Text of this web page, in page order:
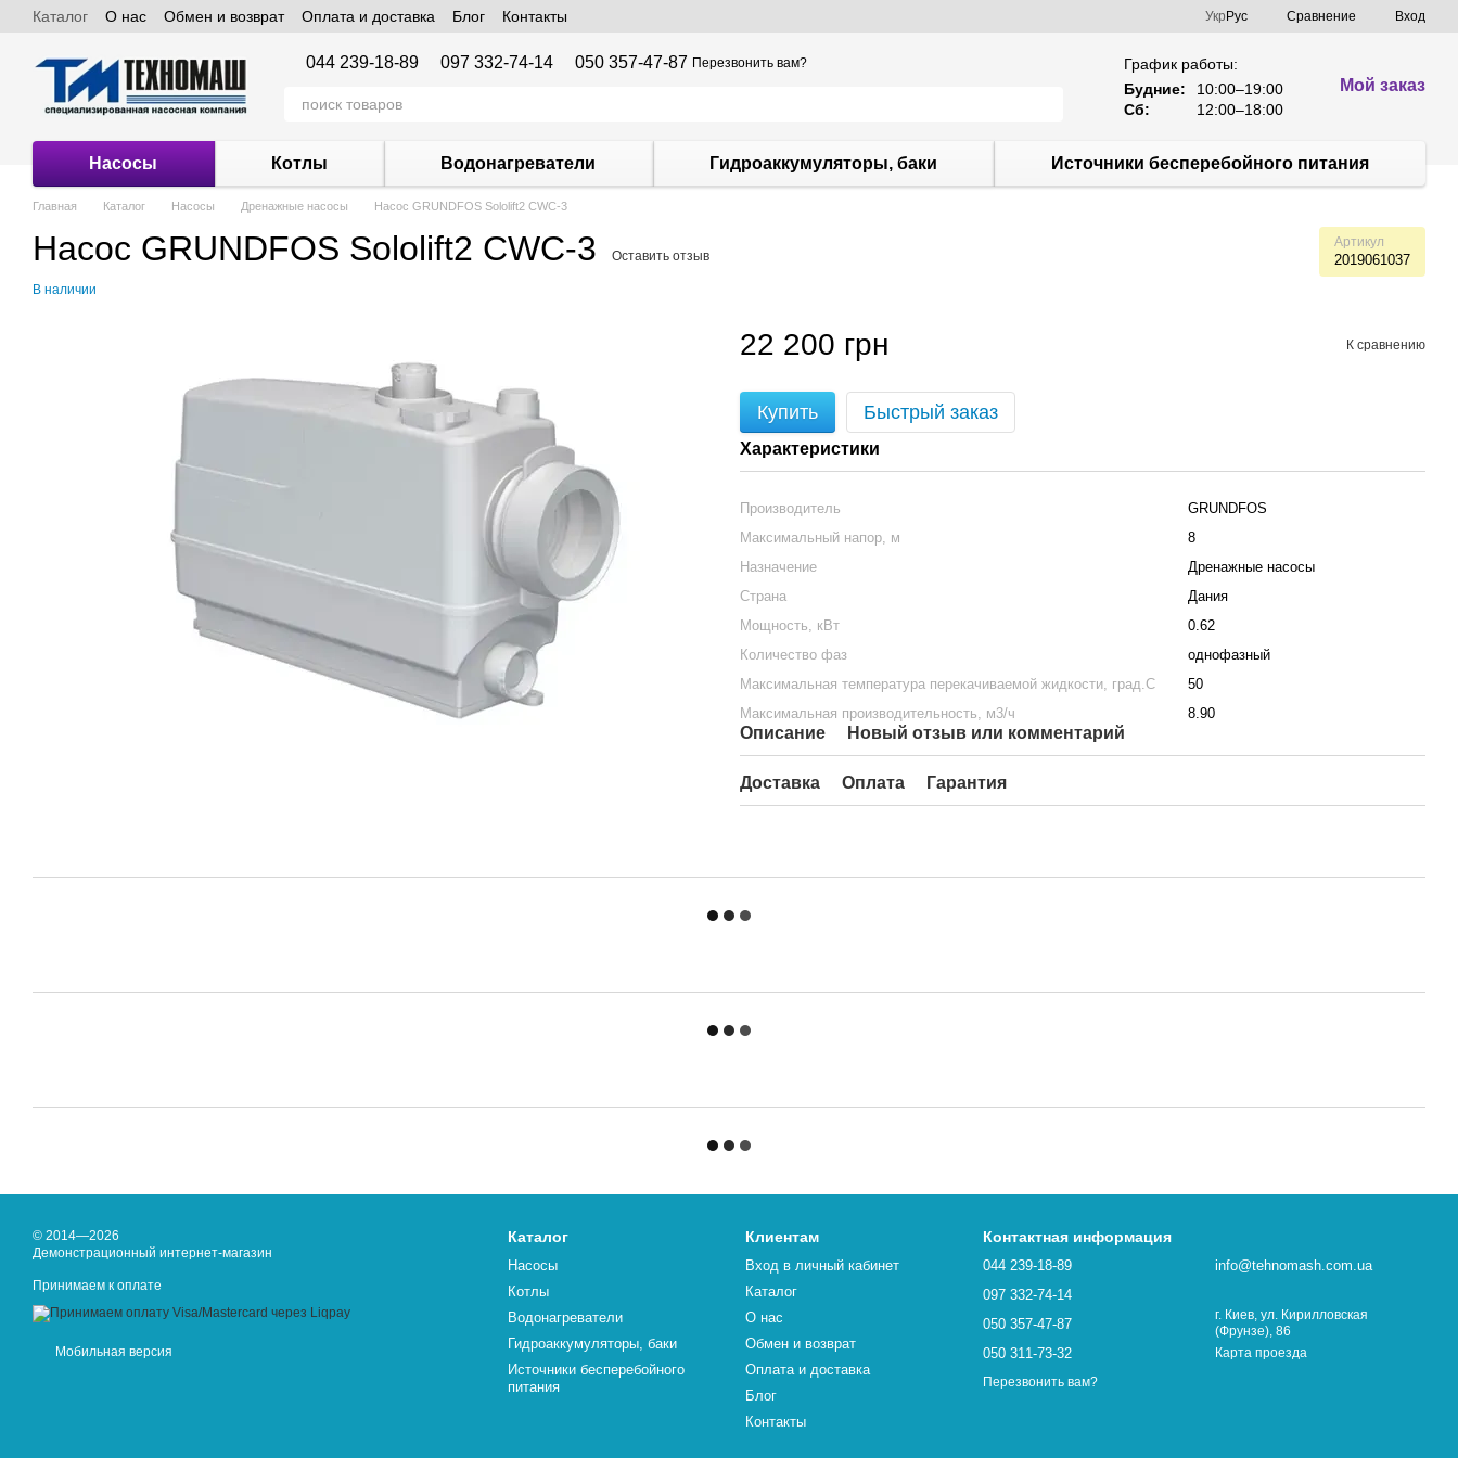
Перейти к основному контенту
Каталог О нас Обмен и возврат Оплата и доставка Блог Контакты Укр Рус Сравнение Вход
044 239-18-89 097 332-74-14 050 357-47-87 Перезвонить вам?
График работы:
Будние:
10:00–19:00
Сб:
12:00–18:00
Мой заказ
Насосы Котлы Водонагреватели Гидроаккумуляторы, баки Источники бесперебойного питания
Главная Каталог Насосы Дренажные насосы Насос GRUNDFOS Sololift2 CWC-3
Насос GRUNDFOS Sololift2 CWC-3 Оставить отзыв
Артикул
2019061037
В наличии
22 200 грн К сравнению
Купить Быстрый заказ
Характеристики
Производитель
GRUNDFOS
Максимальный напор, м
8
Назначение
Дренажные насосы
Страна
Дания
Мощность, кВт
0.62
Количество фаз
однофазный
Максимальная температура перекачиваемой жидкости, град.С
50
Максимальная производительность, м3/ч
8.90
Описание Новый отзыв или комментарий
Доставка Оплата Гарантия
© 2014—2026
Демонстрационный интернет-магазин
Принимаем к оплате
Мобильная версия
Каталог
Насосы
Котлы
Водонагреватели
Гидроаккумуляторы, баки
Источники бесперебойного
питания
Клиентам
Вход в личный кабинет
Каталог
О нас
Обмен и возврат
Оплата и доставка
Блог
Контакты
Контактная информация
044 239-18-89
097 332-74-14
050 357-47-87
050 311-73-32
Перезвонить вам?
info@tehnomash.com.ua
г. Киев, ул. Кирилловская
(Фрунзе), 86
Карта проезда